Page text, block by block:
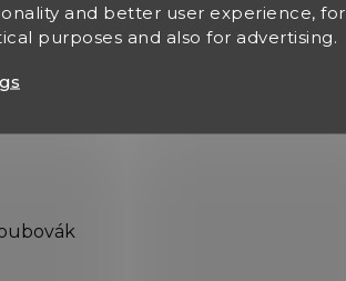
and better user experience, for
purposes and also for advertising.